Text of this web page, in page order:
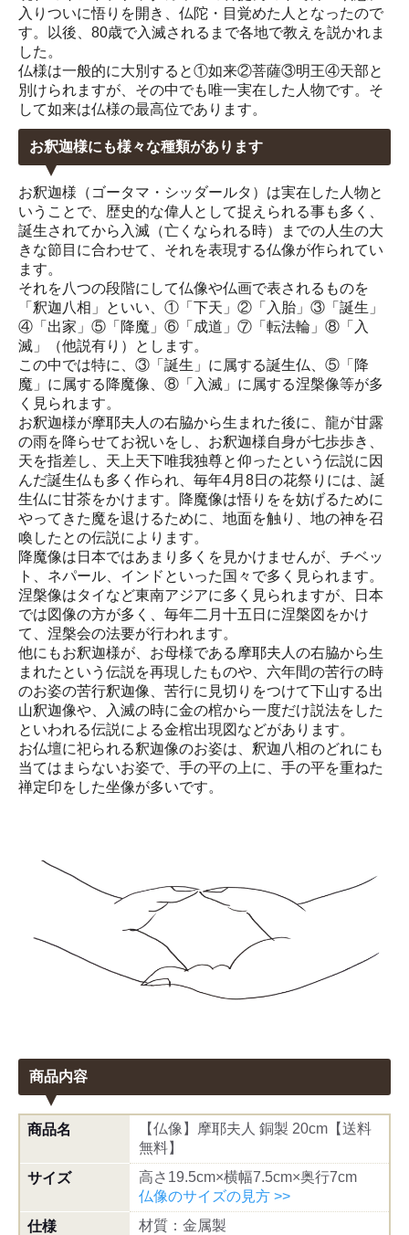
入りついに悟りを開き、仏陀・目覚めた人となったので
す。以後、80歳で入滅されるまで各地で教えを説かれま
した。
仏様は一般的に大別すると①如来②菩薩③明王④天部と
別けられますが、その中でも唯一実在した人物です。そ
して如来は仏様の最高位であります。
お釈迦様にも様々な種類があります
お釈迦様（ゴータマ・シッダールタ）は実在した人物と
いうことで、歴史的な偉人として捉えられる事も多く、
誕生されてから入滅（亡くなられる時）までの人生の大
きな節目に合わせて、それを表現する仏像が作られてい
ます。
それを八つの段階にして仏像や仏画で表されるものを
「釈迦八相」といい、①「下天」②「入胎」③「誕生」
④「出家」⑤「降魔」⑥「成道」⑦「転法輪」⑧「入
滅」（他説有り）とします。
この中では特に、③「誕生」に属する誕生仏、⑤「降
魔」に属する降魔像、⑧「入滅」に属する涅槃像等が多
く見られます。
お釈迦様が摩耶夫人の右脇から生まれた後に、龍が甘露
の雨を降らせてお祝いをし、お釈迦様自身が七歩歩き、
天を指差し、天上天下唯我独尊と仰ったという伝説に因
んだ誕生仏も多く作られ、毎年4月8日の花祭りには、誕
生仏に甘茶をかけます。降魔像は悟りをを妨げるために
やってきた魔を退けるために、地面を触り、地の神を召
喚したとの伝説によります。
降魔像は日本ではあまり多くを見かけませんが、チベッ
ト、ネパール、インドといった国々で多く見られます。
涅槃像はタイなど東南アジアに多く見られますが、日本
では図像の方が多く、毎年二月十五日に涅槃図をかけ
て、涅槃会の法要が行われます。
他にもお釈迦様が、お母様である摩耶夫人の右脇から生
まれたという伝説を再現したものや、六年間の苦行の時
のお姿の苦行釈迦像、苦行に見切りをつけて下山する出
山釈迦像や、入滅の時に金の棺から一度だけ説法をした
といわれる伝説による金棺出現図などがあります。
お仏壇に祀られる釈迦像のお姿は、釈迦八相のどれにも
当てはまらないお姿で、手の平の上に、手の平を重ねた
禅定印をした坐像が多いです。
商品内容
商品名
【仏像】摩耶夫人 銅製 20cm【送料
無料】
サイズ
高さ19.5cm×横幅7.5cm×奥行7cm
仏像のサイズの見方 >>
仕様
材質：金属製